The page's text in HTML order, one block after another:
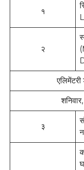
१
२
एलिमेंटरी
३